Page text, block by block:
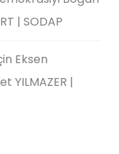
| SODAP
Eksen
YILMAZER |